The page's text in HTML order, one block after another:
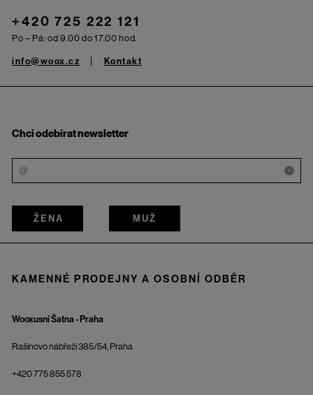
+420 725 222 121
Po – Pá: od 9.00 do 17.00 hod.
info@woox.cz Kontakt
Chci odebírat newsletter
i
ŽENA MUŽ
KAMENNÉ PRODEJNY A OSOBNÍ ODBĚR
Wooxusní Šatna - Praha
Rašínovo nábřeží 385/54, Praha
+420 775 855 578